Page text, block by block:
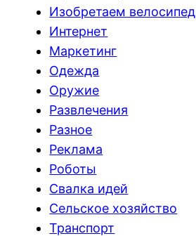
Изобретаем велосипед
Интернет
Маркетинг
Одежда
Оружие
Развлечения
Разное
Реклама
Роботы
Свалка идей
Сельское хозяйство
Транспорт